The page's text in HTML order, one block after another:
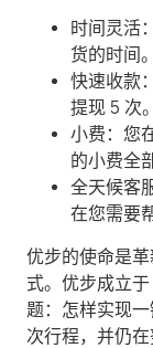
时间灵活
货的时间。
快速收款
提现 5 次
小费：您
的小费全
全天候客
在您需要
优步的使命是
式。优步成立
题：怎样实现
次行程，并仍